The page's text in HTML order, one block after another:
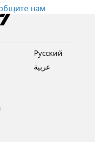
нам
Pусский
عربية